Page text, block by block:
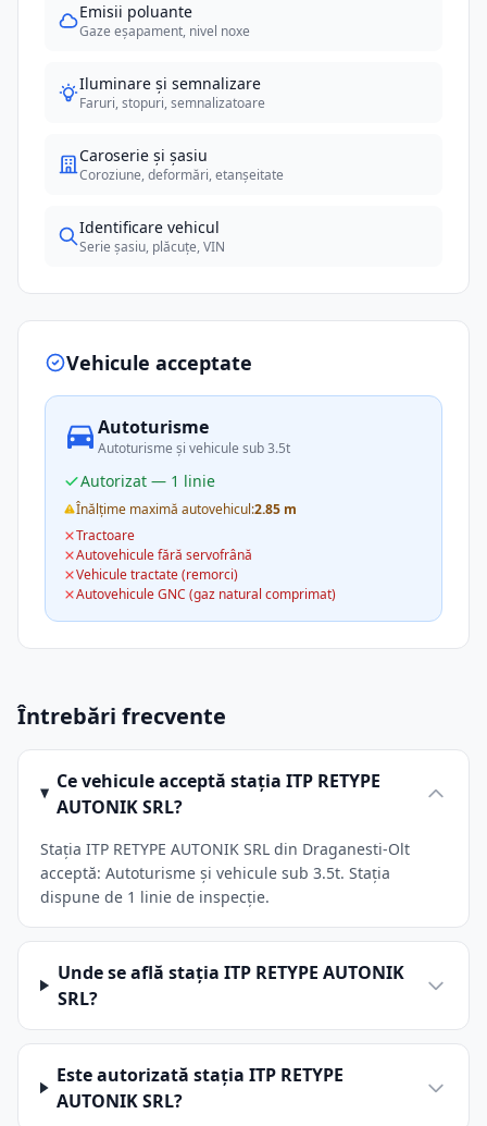
Emisii poluante
Gaze eșapament, nivel noxe
Iluminare și semnalizare
Faruri, stopuri, semnalizatoare
Caroserie și șasiu
Coroziune, deformări, etanșeitate
Identificare vehicul
Serie șasiu, plăcuțe, VIN
Vehicule acceptate
Autoturisme
Autoturisme și vehicule sub 3.5t
Autorizat — 1 linie
Înălțime maximă autovehicul:2.85 m
Tractoare
Autovehicule fără servofrână
Vehicule tractate (remorci)
Autovehicule GNC (gaz natural comprimat)
Întrebări frecvente
Ce vehicule acceptă stația ITP RETYPE
AUTONIK SRL?
Stația ITP RETYPE AUTONIK SRL din Draganesti-Olt
acceptă: Autoturisme și vehicule sub 3.5t. Stația
dispune de 1 linie de inspecție.
Unde se află stația ITP RETYPE AUTONIK
SRL?
Este autorizată stația ITP RETYPE
AUTONIK SRL?